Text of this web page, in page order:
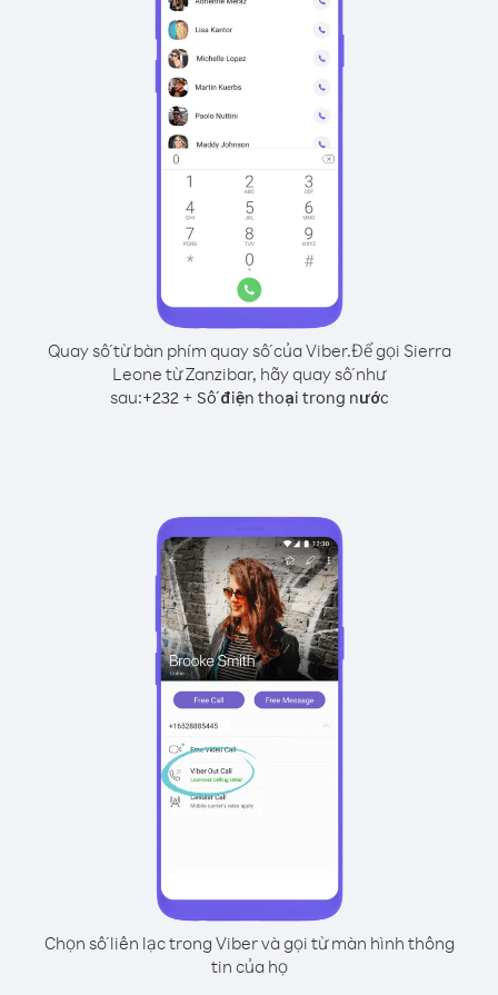
Quay số từ bàn phím quay số của Viber.Để gọi Sierra
Leone từ Zanzibar, hãy quay số như
sau:+232+ Số điện thoại trong nước
Chọn số liên lạc trong Viber và gọi từ màn hình thông
tin của họ